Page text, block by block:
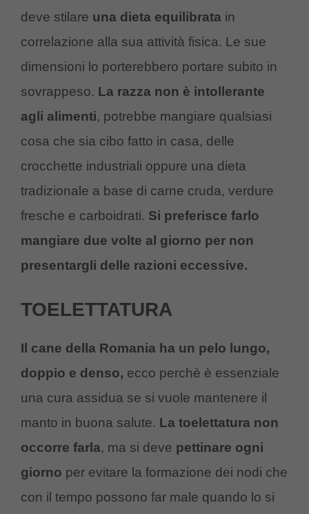
deve stilare una dieta equilibrata in
correlazione alla sua attività fisica. Le sue
dimensioni lo porterebbero portare subito in
sovrappeso. La razza non è intollerante
agli alimenti, potrebbe mangiare qualsiasi
cosa che sia cibo fatto in casa, delle
crocchette industriali oppure una dieta
tradizionale a base di carne cruda, verdure
fresche e carboidrati. Si preferisce farlo
mangiare due volte al giorno per non
presentargli delle razioni eccessive.
TOELETTATURA
Il cane della Romania ha un pelo lungo,
doppio e denso, ecco perchè è essenziale
una cura assidua se si vuole mantenere il
manto in buona salute. La toelettatura non
occorre farla, ma si deve pettinare ogni
giorno per evitare la formazione dei nodi che
con il tempo possono far male quando lo si